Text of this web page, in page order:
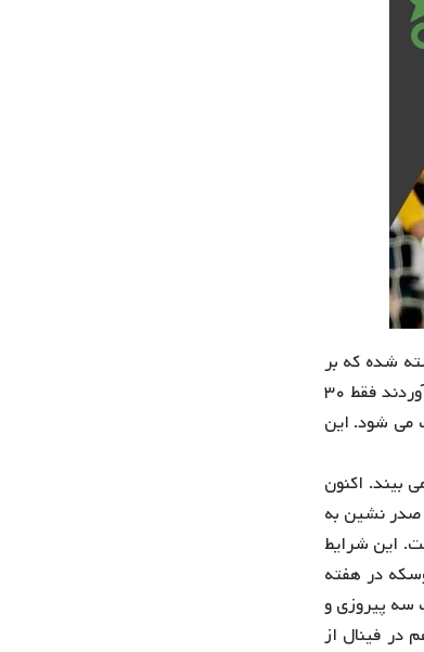
شده که بر
طبق آمار و ارقام ، از بین ۱۵۳ تیم حاضر در لیگ قهرمانان در دو هفته نخست که تنها یک امتیاز به دست آوردند فقط ۳۰
کمی محسوب می شود. این
بیند. اکنون
صدر نشین به
این شرایط
دل بوسکه در هفته
سه پیروزی و
در فینال از